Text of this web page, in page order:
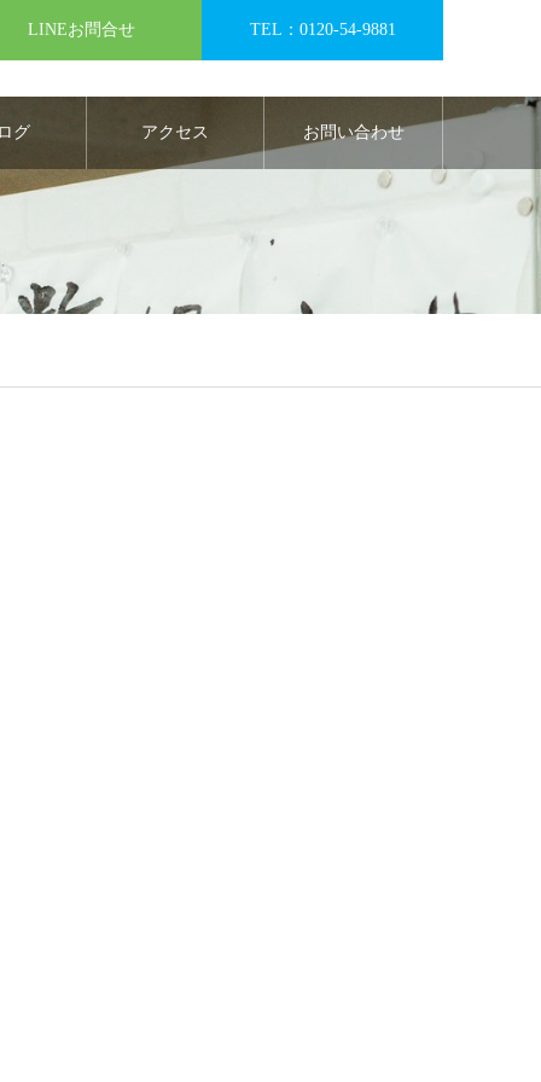
LINEお問合せ TEL：0120-54-9881
グ アクセス お問い合わせ